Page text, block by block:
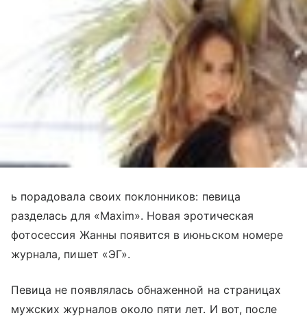
ь порадовала своих поклонников: певица
разделась для «Maxim». Новая эротическая
фотосессия Жанны появится в июньском номере
журнала, пишет «ЭГ».
Певица не появлялась обнаженной на страницах
мужских журналов около пяти лет. И вот, после